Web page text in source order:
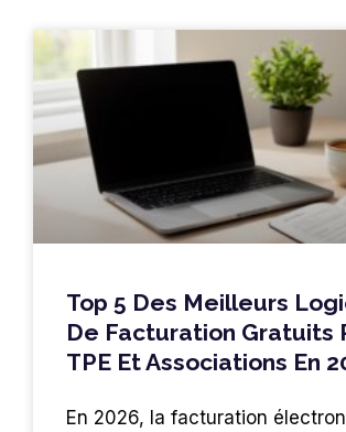
Top 5 Des Meilleurs
De Facturation Gratuits
TPE Et Associations En
En 2026, la facturation